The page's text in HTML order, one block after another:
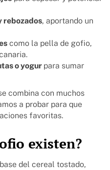
rebozados, aportando un
como la pella de gofio,
o yogur para sumar
combina con muchos
a probar para que
favoritas.
existen?
del cereal tostado,